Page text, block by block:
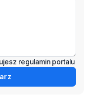
regulamin portalu